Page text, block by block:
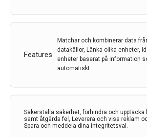
Features
Matchar och kombinerar data
datakällor, Länka olika enheter,
enheter baserat på information
automatiskt.
Säkerställa säkerhet, förhindra och upptäcka
samt åtgärda fel, Leverera och visa reklam
Spara och meddela dina integritetsval.
LÄS MER...